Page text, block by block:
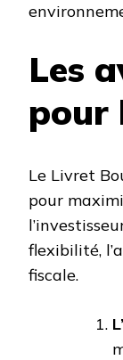
Les
pour
Le Livret
pour
flexibilité,
fiscale.